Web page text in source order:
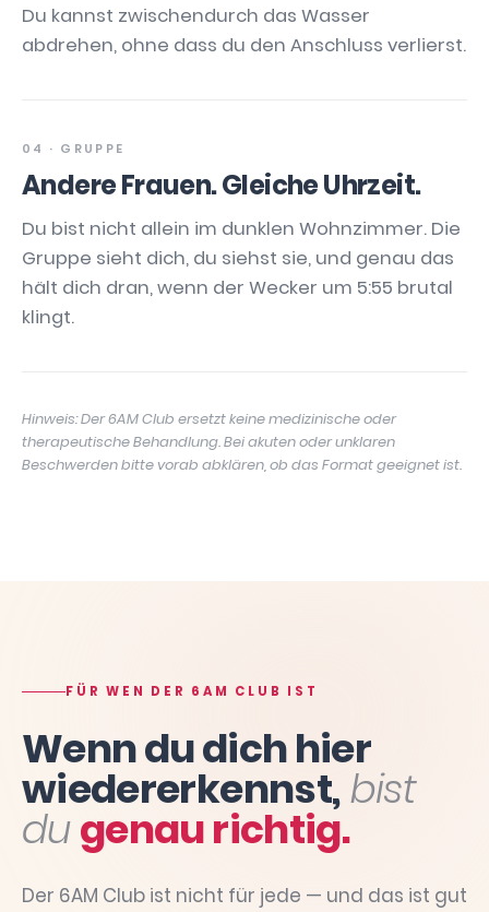
Du kannst zwischendurch das Wasser
abdrehen, ohne dass du den Anschluss verlierst.
04 · GRUPPE
Andere Frauen. Gleiche Uhrzeit.
Du bist nicht allein im dunklen Wohnzimmer. Die
Gruppe sieht dich, du siehst sie, und genau das
hält dich dran, wenn der Wecker um 5:55 brutal
klingt.
Hinweis: Der 6AM Club ersetzt keine medizinische oder
therapeutische Behandlung. Bei akuten oder unklaren
Beschwerden bitte vorab abklären, ob das Format geeignet ist.
FÜR WEN DER 6AM CLUB IST
Wenn du dich hier
wiedererkennst,bist
dugenau richtig.
Der 6AM Club ist nicht für jede — und das ist gut